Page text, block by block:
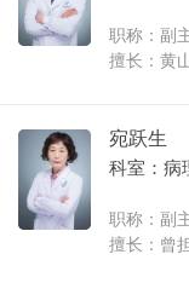
职称：副
擅长：黄
核心期刊
发病诊治
宛跃生
科室：病
职称：副
擅长：曾